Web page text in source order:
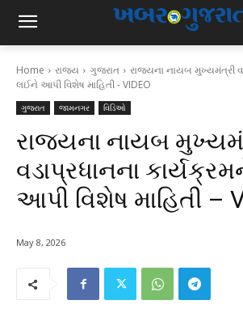
Home રાજ્ય ગુજરાત
રાજ્યના નાયબ મુખ્યમંત્રી
લઈને આપી વિશેષ માહિતી - VIDEO
ગુજરાત જામનગર વિડિઓ
રાજ્યના નાયબ
વડાપ્રધાનના
આપી વિશેષ માહિતી –
May 8, 2026